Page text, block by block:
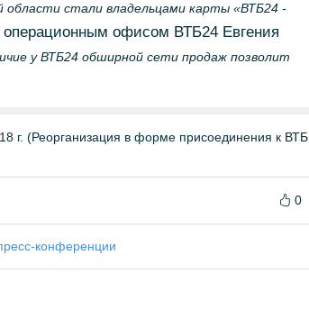
стали владельцами карты «ВТБ24 -
офисом ВТБ24 Евгения
у ВТБ24 обширной сети продаж позволит
г. (Реорганизация в форме присоединения к ВТБ
0
конференции